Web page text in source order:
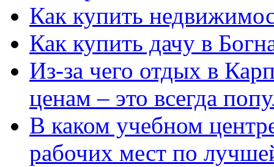
Как купить
Как купить дачу в
Из-за чего отдых в
ценам – это всегда
В каком учебном
рабочих мест по